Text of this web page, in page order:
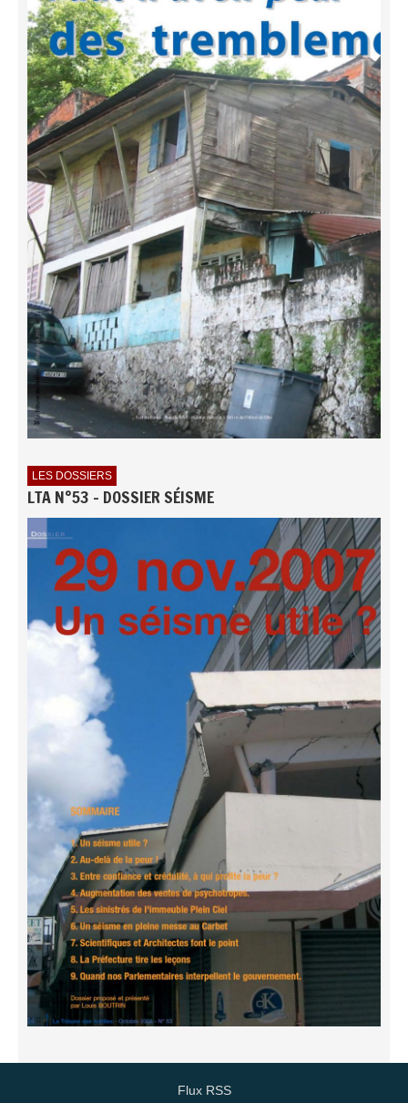
LES DOSSIERS
LTA N°53 - DOSSIER SÉISME
Flux RSS